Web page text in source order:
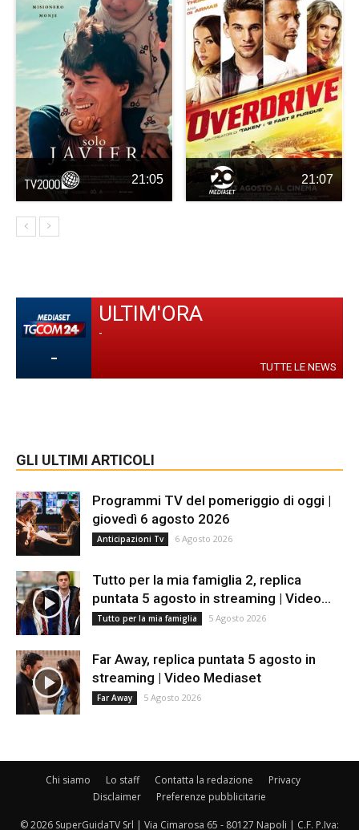
21:05 21:07
-
ULTIM'ORA
-
TUTTE LE NEWS
GLI ULTIMI ARTICOLI
Programmi TV del pomeriggio di oggi |
giovedì 6 agosto 2026
Anticipazioni Tv 6 Agosto 2026
Tutto per la mia famiglia 2, replica
puntata 5 agosto in streaming | Video...
Tutto per la mia famiglia 5 Agosto 2026
Far Away, replica puntata 5 agosto in
streaming | Video Mediaset
Far Away 5 Agosto 2026
Chi siamo Lo staff Contatta la redazione
Privacy
Disclaimer
Preferenze pubblicitarie
© 2026 SuperGuidaTV Srl | Via Cimarosa 65 - 80127 Napoli | C.F. P.Iva: